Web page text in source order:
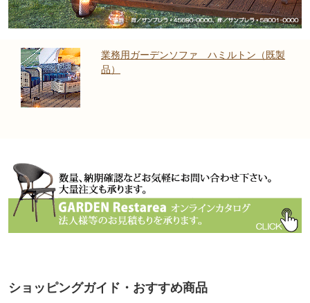
業務用ガーデンソファ ハミルトン（既製
品）
ショッピングガイド・おすすめ商品